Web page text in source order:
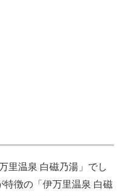
里温泉 白磁乃湯」でし
特徴の「伊万里温泉 白磁